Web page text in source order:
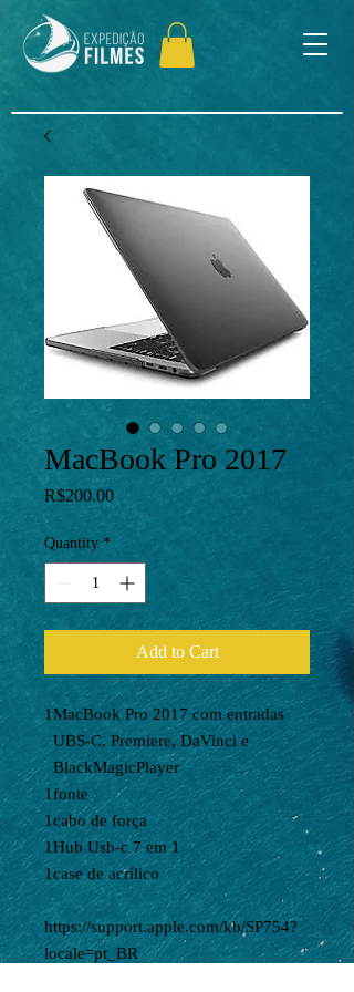
MacBook Pro 2017
R$200.00Price
Quantity *
Add to Cart
1MacBook Pro 2017 com entradas
UBS-C, Premiere, DaVinci e
BlackMagicPlayer
1fonte
1cabo de força
1Hub Usb-c 7 em 1
1case de acrílico
https://support.apple.com/kb/SP754?
locale=pt_BR